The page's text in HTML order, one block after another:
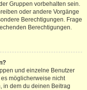
Gruppen vorbehalten sein.
oder andere Vorgänge
Berechtigungen. Frage
Berechtigungen.
und einzelne Benutzer
möglicherweise nicht
in dem du deinen Beitrag